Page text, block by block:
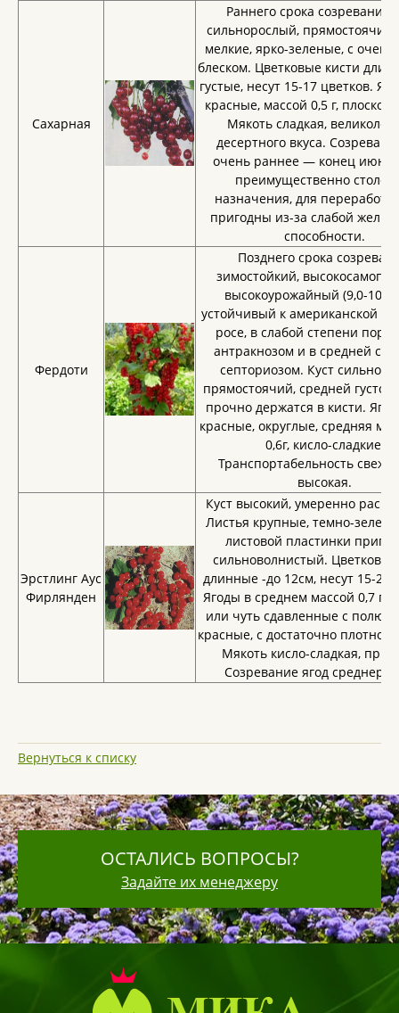
Сахарная
Раннего срока созревания.
сильнорослый, прямостоячий.
мелкие, ярко-зеленые, с
блеском. Цветковые кисти
густые, несут 15-17 цветков.
красные, массой 0,5 г,
Мякоть сладкая,
десертного вкуса.
очень раннее — конец июня.
преимущественно
назначения, для
пригодны из-за слабой
способности.
Фердоти
Позднего срока
зимостойкий,
высокоурожайный (9,0-10,0
устойчивый к американской
росе, в слабой степени
антракнозом и в средней
септориозом. Куст
прямостоячий, средней
прочно держатся в кисти.
красные, округлые, средняя
0,6г, кисло-сладкие.
Транспортабельность
высокая.
Эрстлинг Аус
Фирлянден
Куст высокий, умеренно
Листья крупные, темно-
листовой пластинки
сильноволнистый.
длинные -до 12см, несут 15-20
Ягоды в среднем массой 0,7 г,
или чуть сдавленные с
красные, с достаточно плотной
Мякоть кисло-сладкая,
Созревание ягод
Вернуться к списку
ОСТАЛИСЬ ВОПРОСЫ?
Задайте их менеджеру